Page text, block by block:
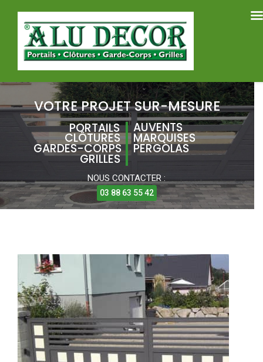
VOTRE PROJET SUR-MESURE
PORTAILS
CLÔTURES
GARDES-CORPS
GRILLES
AUVENTS
MARQUISES
PERGOLAS
NOUS CONTACTER :
03 88 63 55 42